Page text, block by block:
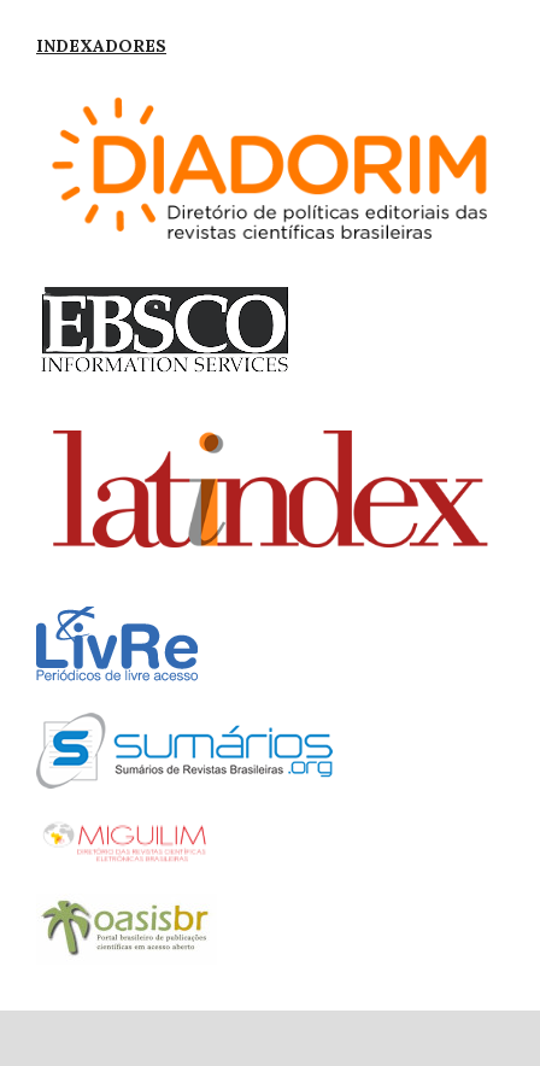
INDEXADORES